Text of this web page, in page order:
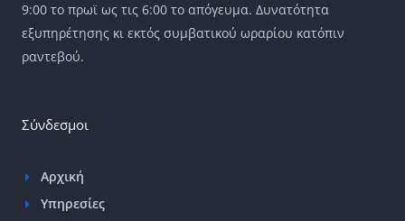
9:00 το πρωϊ ως τις 6:00 το απόγευμα. Δυνατότητα
εξυπηρέτησης κι εκτός συμβατικού ωραρίου κατόπιν
ραντεβού.
Σύνδεσμοι
Αρχική
Υπηρεσίες